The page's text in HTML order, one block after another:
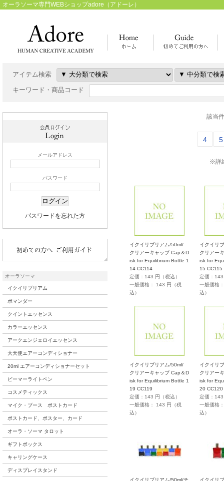
オーラソーマ専門WEBショップadore（アドーレ）
アイテム検索
キーワード・商品コード
メールアドレス
パスワード
パスワードを忘れた方
オーラソーマ
イクイリブリアム
ポマンダー
クイントエッセンス
カラーエッセンス
アークエンジェロイエッセンス
大天使エアーコンディショナー
20ml エアーコンディショナーセット
ビーマーライトペン
コスメティックス
マイク・ブース ポストカード
ポストカード、ポスター、カード
オーラ・ソーマ タロット
ギフトボックス
キャリングケース
ディスプレイスタンド
該当
4 5
※詳
イクイリブリアム/50ml/
クリアーキャップ Cap＆D
isk for Equilibrium Bottle 1
14 CC114
定価：143 円（税込）
一般価格： 143 円（税
込）
イクイリ
クリアー
isk for
15 CC115
定価：
一般価格
込）
イクイリブリアム/50ml/
クリアーキャップ Cap＆D
isk for Equilibrium Bottle 1
19 CC119
定価：143 円（税込）
一般価格： 143 円（税
込）
イクイリ
クリアー
isk for
20 CC120
定価：
一般価格
込）
イクイリブリアム/50ml/チ
イクイリ